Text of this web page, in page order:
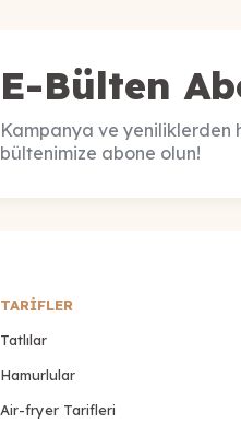
E-Bülten
Kampanya ve yeniliklerden
bültenimize abone olun!
TARİFLER
Tatlılar
Hamurlular
Air-fryer Tarifleri